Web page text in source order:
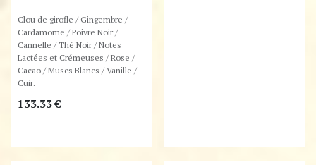
Clou de girofle / Gingembre /
Cardamome / Poivre Noir /
Cannelle / Thé Noir / Notes
Lactées et Crémeuses / Rose /
Cacao / Muscs Blancs / Vanille /
Cuir.
133.33€